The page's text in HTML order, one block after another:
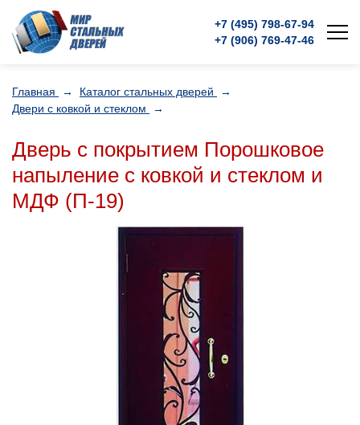
+7 (495) 798-67-94
+7 (906) 769-47-46
Главная → Каталог стальных дверей
→
Двери с ковкой и стеклом
→
Дверь с покрытием Порошковое
напыление с ковкой и стеклом и
МДФ (П-19)